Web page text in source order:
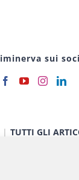
sui
TUTTI GLI